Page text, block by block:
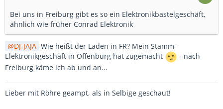
Bei uns in Freiburg gibt es so ein Elektronikbastelgeschäft,
ähnlich wie früher Conrad Elektronik
DJ-JAJA Wie heißt der Laden in FR? Mein Stamm-
Elektronikgeschäft in Offenburg hat zugemacht
- nach
Freiburg käme ich ab und an...
Lieber mit Röhre geampt, als in Selbige geschaut!